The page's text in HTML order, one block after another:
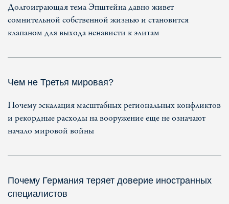
Долгоиграющая тема Эпштейна давно живет
сомнительной собственной жизнью и становится
клапаном для выхода ненависти к элитам
Чем не Третья мировая?
Почему эскалация масштабных региональных конфликтов
и рекордные расходы на вооружение еще не означают
начало мировой войны
Почему Германия теряет доверие иностранных
специалистов